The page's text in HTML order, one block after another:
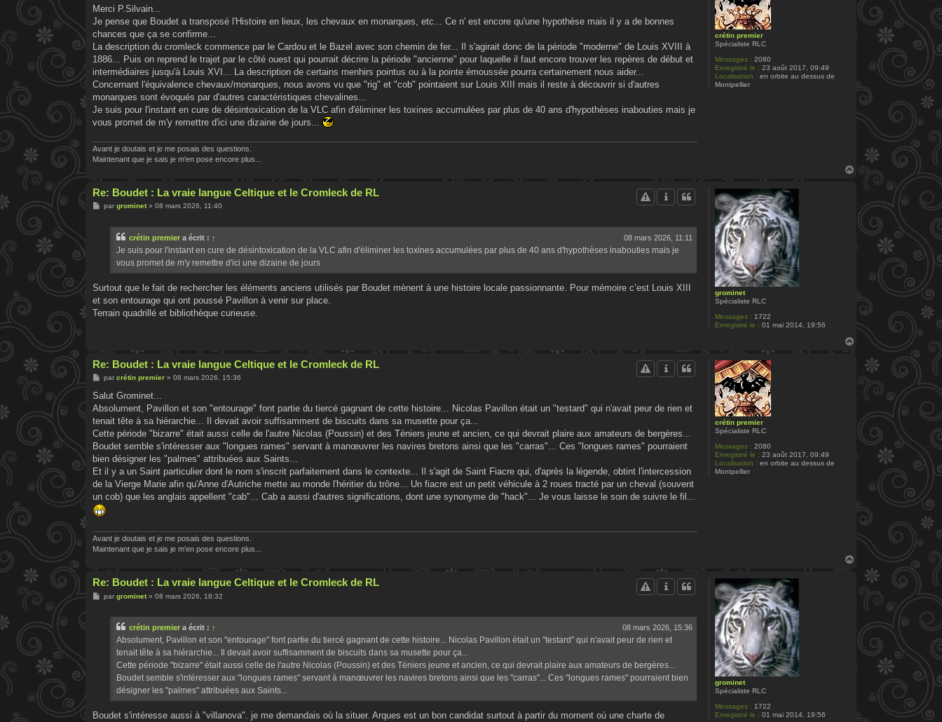
P
.
S
i
l
a
i
n
crétin premier
Spécialiste RLC
Messages : 2080
Enregistré le : 23 août 2017, 09:49
Localisation : en orbite au dessus de
Montpellier
s
a
g
Merci P.Silvain...
Je pense que Boudet a transposé l'Histoire en lieux, les chevaux en monarques, etc... Ce n' est encore qu'une hypothèse mais il y a de bonnes
chances que ça se confirme...
La description du cromleck commence par le Cardou et le Bazel avec son chemin de fer... Il s'agirait donc de la période "moderne" de Louis XVIII à
1886... Puis on reprend le trajet par le côté ouest qui pourrait décrire la période "ancienne" pour laquelle il faut encore trouver les repères de début et
intermédiaires jusqu'à Louis XVI... La description de certains menhirs pointus ou à la pointe émoussée pourra certainement nous aider...
Concernant l'équivalence chevaux/monarques, nous avons vu que "rig" et "cob" pointaient sur Louis XIII mais il reste à découvrir si d'autres
monarques sont évoqués par d'autres caractéristiques chevalines...
Je suis pour l'instant en cure de désintoxication de la VLC afin d'éliminer les toxines accumulées par plus de 40 ans d'hypothèses inabouties mais je
vous promet de m'y remettre d'ici une dizaine de jours...
Avant je doutais et je me posais des questions.
Maintenant que je sais je m'en pose encore plus...
grominet
Spécialiste RLC
Messages : 1722
Enregistré le : 01 mai 2014, 19:56
Re: Boudet : La vraie langue Celtique et le Cromleck de RL
Mpar grominet» 08 mars 2026, 11:40
crétin premier a écrit : ↑ 08 mars 2026, 11:11
Je suis pour l'instant en cure de désintoxication de la VLC afin d'éliminer les toxines accumulées par plus de 40 ans d'hypothèses inabouties mais je
vous promet de m'y remettre d'ici une dizaine de jours
Surtout que le fait de rechercher les éléments anciens utilisés par Boudet mènent à une histoire locale passionnante. Pour mémoire c’est Louis XIII
et son entourage qui ont poussé Pavillon à venir sur place.
Terrain quadrillé et bibliothèque curieuse.
crétin premier
Spécialiste RLC
Messages : 2080
Enregistré le : 23 août 2017, 09:49
Localisation : en orbite au dessus de
Montpellier
Re: Boudet : La vraie langue Celtique et le Cromleck de RL
M
s
a
g
par crétin premier» 08 mars 2026, 15:36
Salut Grominet...
Absolument, Pavillon et son "entourage" font partie du tiercé gagnant de cette histoire... Nicolas Pavillon était un "testard" qui n'avait peur de rien et
tenait tête à sa hiérarchie... Il devait avoir suffisamment de biscuits dans sa musette pour ça...
Cette période "bizarre" était aussi celle de l'autre Nicolas (Poussin) et des Téniers jeune et ancien, ce qui devrait plaire aux amateurs de bergères...
Boudet semble s'intéresser aux "longues rames" servant à manœuvrer les navires bretons ainsi que les "carras"... Ces "longues rames" pourraient
bien désigner les "palmes" attribuées aux Saints...
Et il y a un Saint particulier dont le nom s'inscrit parfaitement dans le contexte... Il s'agit de Saint Fiacre qui, d'après la légende, obtint l'intercession
de la Vierge Marie afin qu'Anne d'Autriche mette au monde l'héritier du trône... Un fiacre est un petit véhicule à 2 roues tracté par un cheval (souvent
un cob) que les anglais appellent "cab"... Cab a aussi d'autres significations, dont une synonyme de "hack"... Je vous laisse le soin de suivre le fil...
Avant je doutais et je me posais des questions.
Maintenant que je sais je m'en pose encore plus...
grominet
Spécialiste RLC
Messages : 1722
Enregistré le : 01 mai 2014, 19:56
Re: Boudet : La vraie langue Celtique et le Cromleck de RL
Mpar grominet» 08 mars 2026, 18:32
crétin premier a écrit : ↑ 08 mars 2026, 15:36
Absolument, Pavillon et son "entourage" font partie du tiercé gagnant de cette histoire... Nicolas Pavillon était un "testard" qui n'avait peur de rien et
tenait tête à sa hiérarchie... Il devait avoir suffisamment de biscuits dans sa musette pour ça...
Cette période "bizarre" était aussi celle de l'autre Nicolas (Poussin) et des Téniers jeune et ancien, ce qui devrait plaire aux amateurs de bergères...
Boudet semble s'intéresser aux "longues rames" servant à manœuvrer les navires bretons ainsi que les "carras"... Ces "longues rames" pourraient bien
désigner les "palmes" attribuées aux Saints...
Boudet s'intéresse aussi à "villanova". je me demandais où la situer. Arques est un bon candidat surtout à partir du moment où une charte de